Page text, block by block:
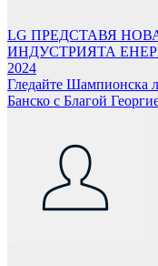
Навигация
LG ПРЕДСТАВЯ
ИНДУСТРИЯТА
2024
Гледайте Шампионска
Банско с Благой